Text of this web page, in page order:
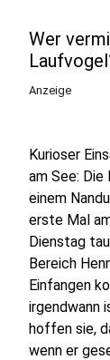
Wer
Anzeige
Kurioser
am See:
einem
erste Mal
Dienstag
Bereich
Einfangen
irgendwann
hoffen sie,
wenn er